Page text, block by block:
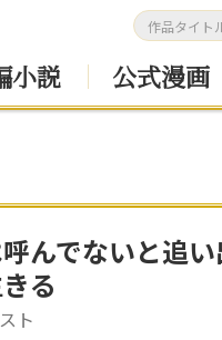
小説 公式漫画
んでないと追い
る
ト